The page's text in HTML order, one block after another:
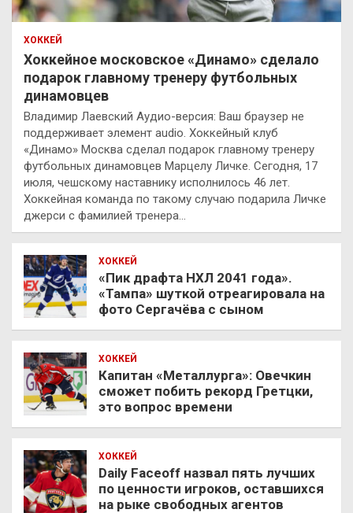
ХОККЕЙ
Хоккейное московское «Динамо» сделало
подарок главному тренеру футбольных
динамовцев
Владимир Лаевский Аудио-версия: Ваш браузер не
поддерживает элемент audio. Хоккейный клуб
«Динамо» Москва сделал подарок главному тренеру
футбольных динамовцев Марцелу Личке. Сегодня, 17
июля, чешскому наставнику исполнилось 46 лет.
Хоккейная команда по такому случаю подарила Личке
джерси с фамилией тренера…
ХОККЕЙ
«Пик драфта НХЛ 2041 года».
«Тампа» шуткой отреагировала на
фото Сергачёва с сыном
ХОККЕЙ
Капитан «Металлурга»: Овечкин
сможет побить рекорд Гретцки,
это вопрос времени
ХОККЕЙ
Daily Faceoff назвал пять лучших
по ценности игроков, оставшихся
на рыке свободных агентов